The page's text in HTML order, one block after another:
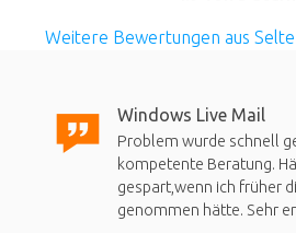
Weitere Bewertungen aus
Windows Live Mail
Problem wurde schnell
kompetente Beratung.
gespart,wenn ich früher
genommen hätte. Sehr